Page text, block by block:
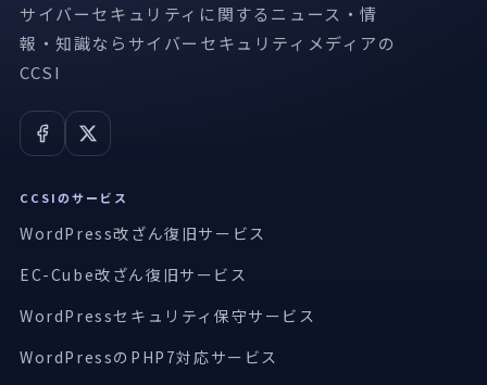
サイバーセキュリティに関するニュース・情
報・知識ならサイバーセキュリティメディアの
CCSI
CCSIのサービス
WordPress改ざん復旧サービス
EC-Cube改ざん復旧サービス
WordPressセキュリティ保守サービス
WordPressのPHP7対応サービス